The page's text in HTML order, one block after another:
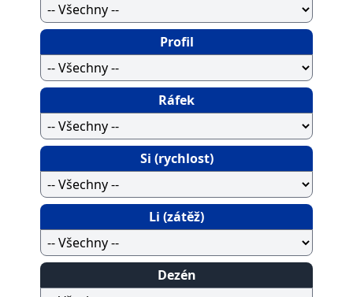
Profil
Ráfek
Si (rychlost)
Li (zátěž)
Dezén